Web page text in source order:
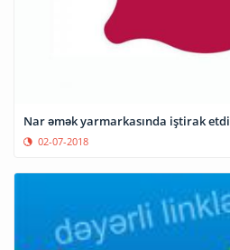
Nar əmək yarmarkasında iştirak etdi
02-07-2018